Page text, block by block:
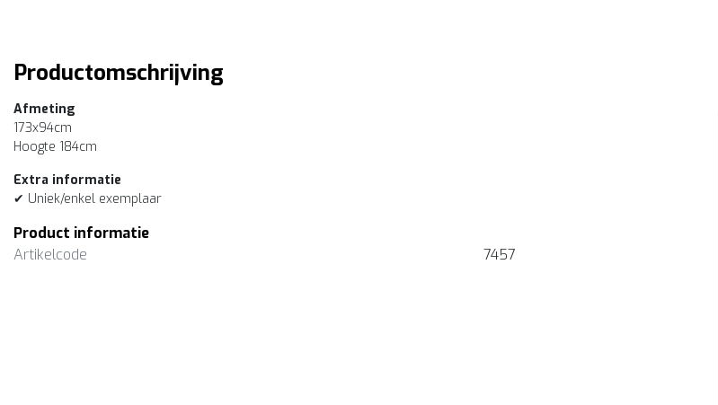
Productomschrijving
Afmeting
173x94cm
Hoogte 184cm
Extra informatie
✔ Uniek/enkel exemplaar
Product informatie
Artikelcode
7457